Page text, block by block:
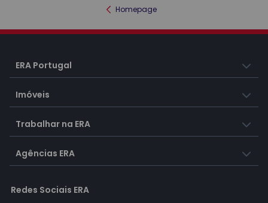
Homepage
ERA Portugal
Imóveis
Trabalhar na ERA
Agências ERA
Redes Sociais ERA